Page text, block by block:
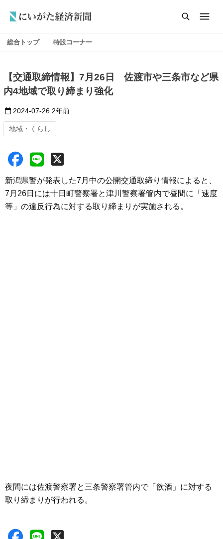
総合トップ 特設コーナー
【交通取締情報】7月26日 佐渡市や三条市など県
内4地域で取り締まり強化
2024-07-26 2年前
地域・くらし
新潟県警が発表した7月中の公開交通取締り情報によると、
7月26日には十日町警察署と津川警察署管内で昼間に「速度
等」の違反行為に対する取り締まりが実施される。
夜間には佐渡警察署と三条警察署管内で「飲酒」に対する
取り締まりが行われる。